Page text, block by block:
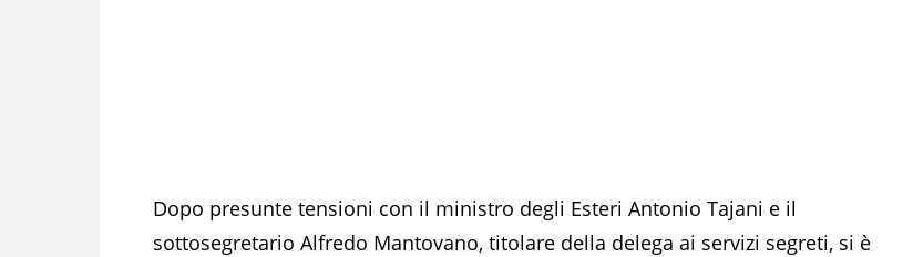
Dopo presunte tensioni con il ministro degli Esteri Antonio Tajani e il
sottosegretario Alfredo Mantovano, titolare della delega ai servizi segreti, si è